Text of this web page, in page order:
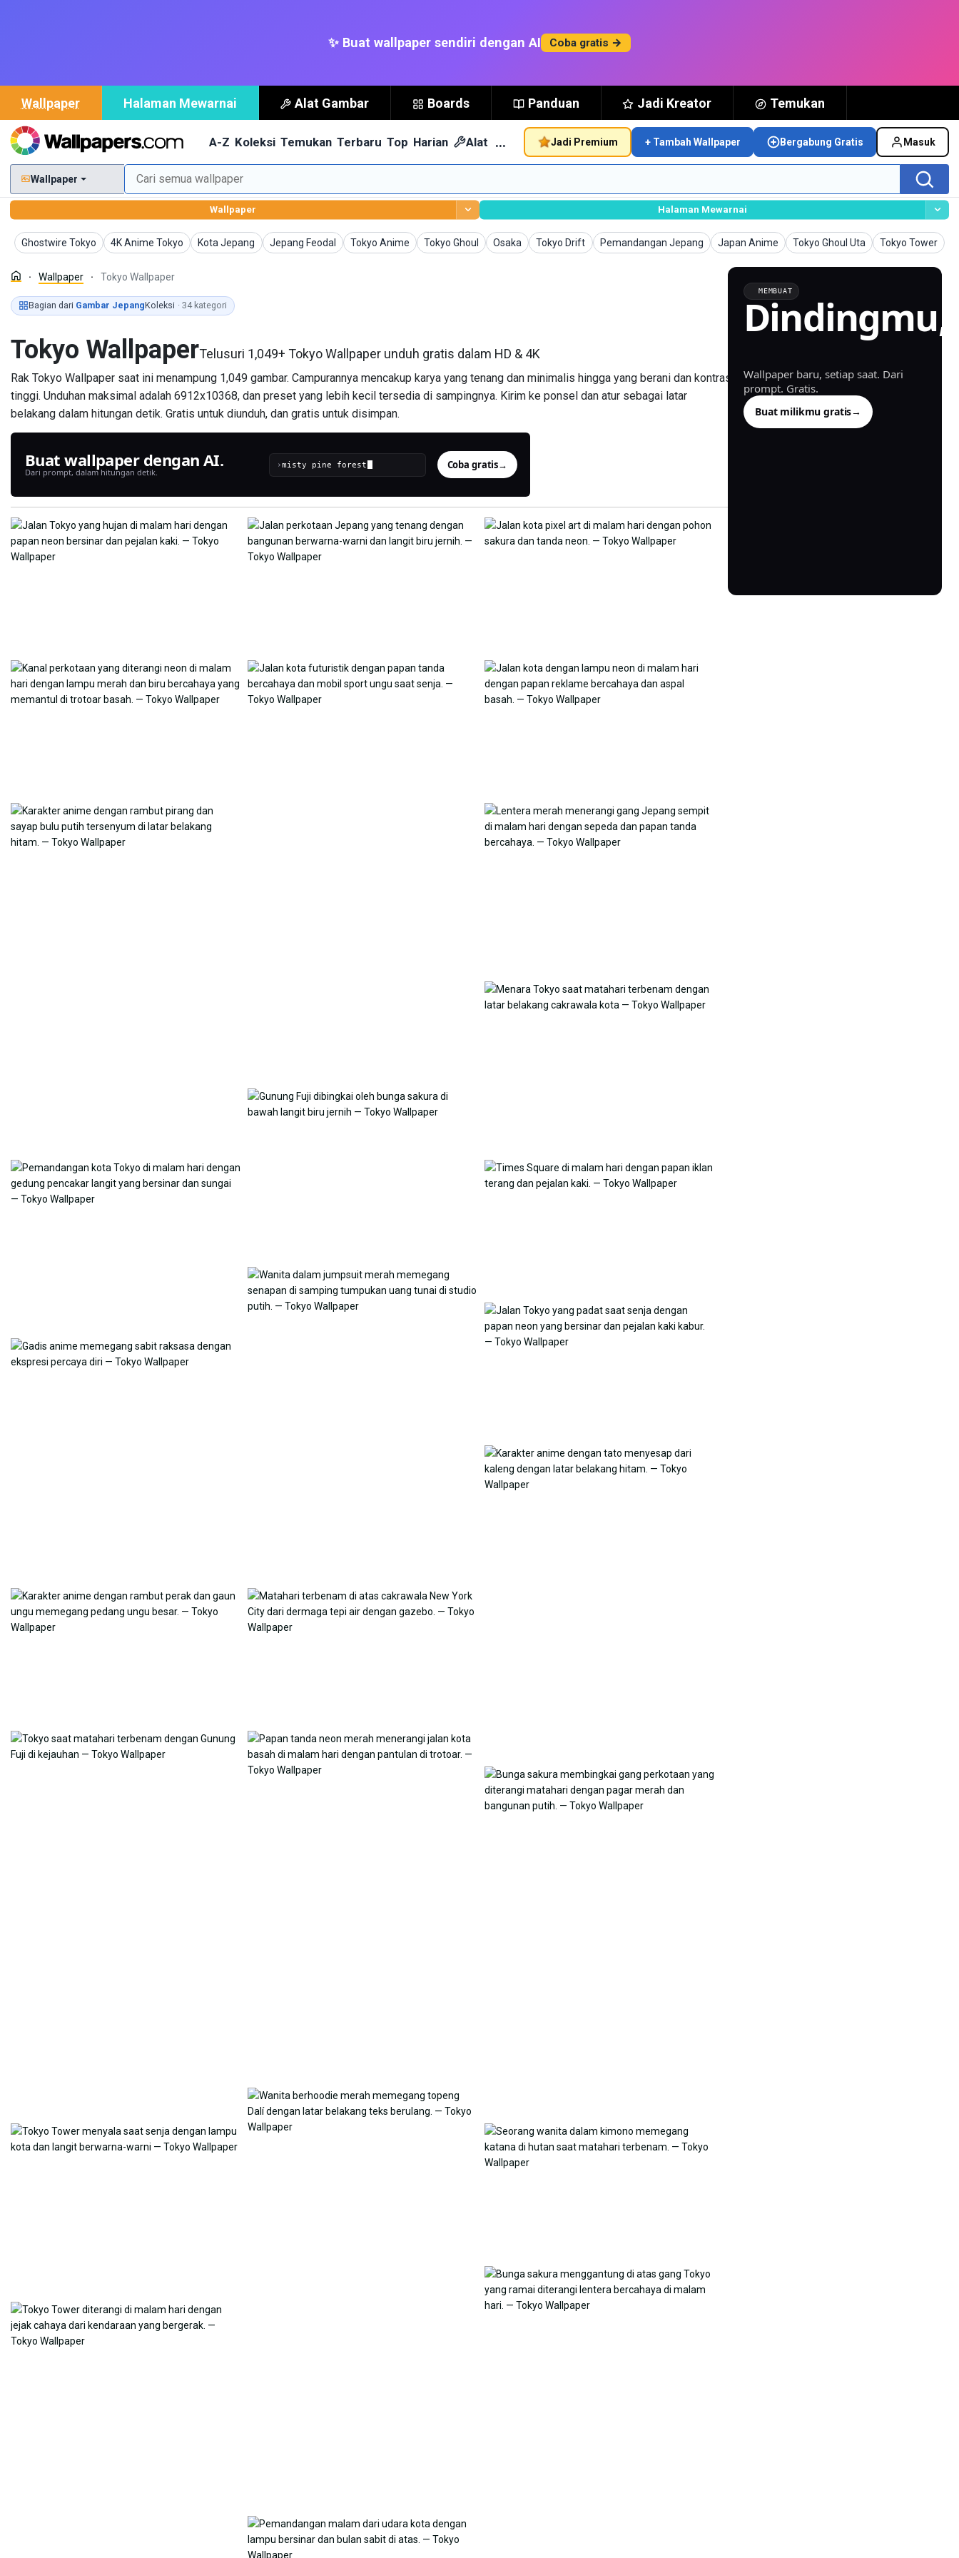
✨ Buat wallpaper sendiri dengan AI Coba gratis →
Wallpaper Halaman Mewarnai Alat Gambar Boards Panduan Jadi Kreator Temukan
A-Z Koleksi Temukan Terbaru Top Harian Alat … Jadi Premium + Tambah Wallpaper Bergabung Gratis Masuk
Wallpaper
Wallpaper Halaman Mewarnai
Ghostwire Tokyo
Wallpaper 4K Anime Tokyo
Wallpaper Kota Jepang
Wallpaper Jepang Feodal
Wallpaper Tokyo Anime
Wallpaper Tokyo Ghoul
Wallpaper Osaka
WallpaperTokyo Drift
Wallpaper Pemandangan Jepang
Wallpaper Japan Anime
Wallpaper Tokyo Ghoul Uta
Wallpaper Tokyo Tower
Wallpaper
Wallpaper Tokyo Wallpaper
Bagian dari Gambar JepangKoleksi · 34 kategori
Tokyo WallpaperTelusuri 1,049+ Tokyo Wallpaper unduh gratis dalam HD & 4K
Rak Tokyo Wallpaper saat ini menampung 1,049 gambar. Campurannya mencakup karya yang tenang dan minimalis hingga yang berani dan kontras
tinggi. Unduhan maksimal adalah 6912x10368, dan preset yang lebih kecil tersedia di sampingnya. Kirim ke ponsel dan atur sebagai latar
belakang dalam hitungan detik. Gratis untuk diunduh, dan gratis untuk disimpan.
Buat wallpaper dengan AI.
Dari prompt, dalam hitungan detik.
› Coba gratis→
MEMBUAT
Dindingmu,
Wallpaper baru, setiap saat. Dari
prompt. Gratis.
Buat milikmu gratis→